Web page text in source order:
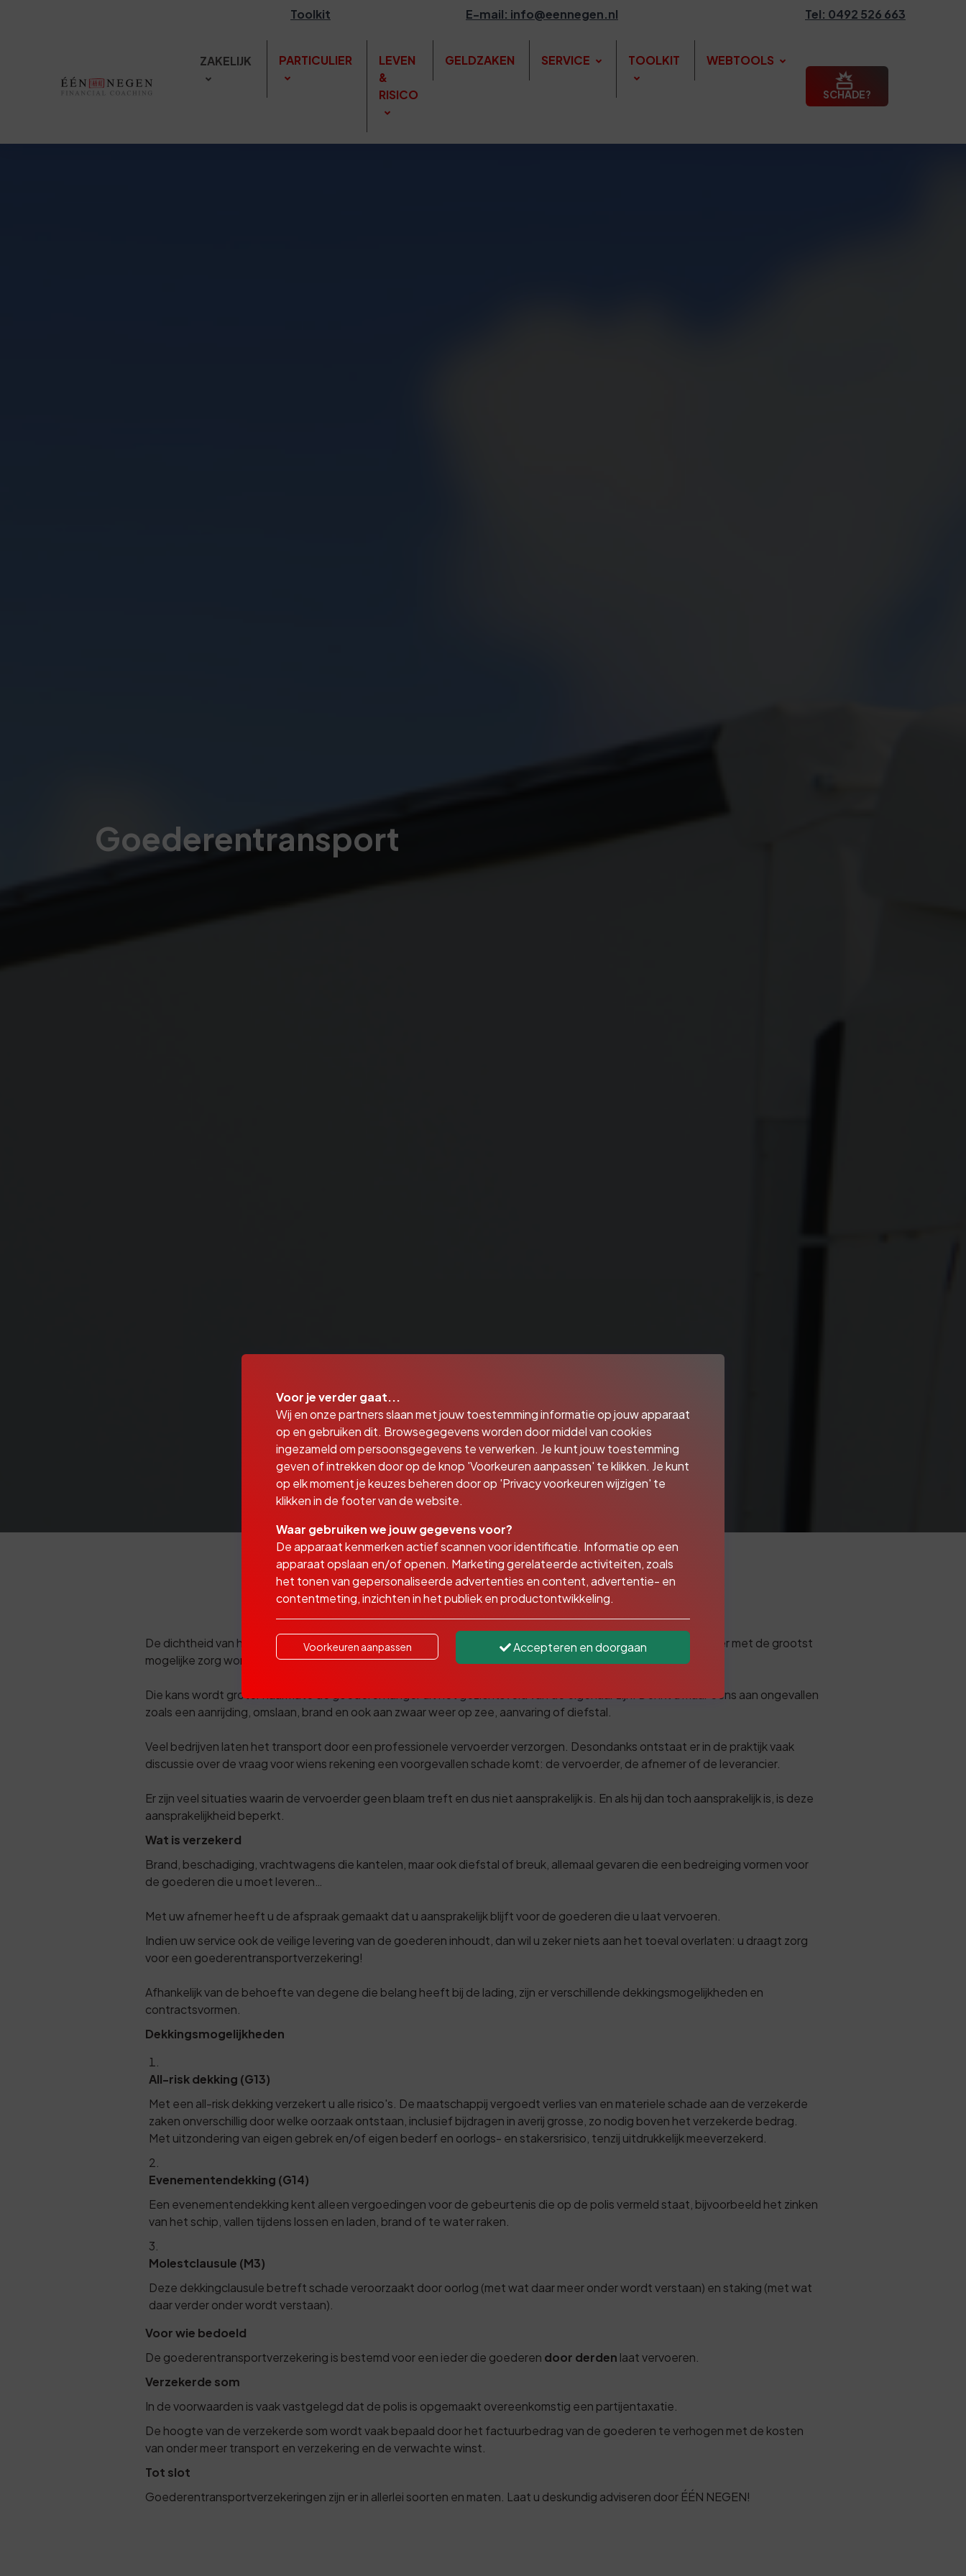
Toolkit E-mail: info@eennegen.nl Tel: 0492 526 663
ZAKELIJK PARTICULIER
LEVEN
&
RISICO
GELDZAKEN SERVICE TOOLKIT WEBTOOLS
SCHADE?
Goederentransport
Goederentransport
De dichtheid van het verkeer en de omvang van de handel nemen jaarlijks toe. Ondanks het feit dat het vervoer met de grootst
mogelijke zorg wordt omgeven, is er altijd kans op schade.
Die kans wordt groter naarmate de goederen langer uit het gezichtsveld van de eigenaar zijn. Denkt u maar eens aan ongevallen
zoals een aanrijding, omslaan, brand en ook aan zwaar weer op zee, aanvaring of diefstal.
Veel bedrijven laten het transport door een professionele vervoerder verzorgen. Desondanks ontstaat er in de praktijk vaak
discussie over de vraag voor wiens rekening een voorgevallen schade komt: de vervoerder, de afnemer of de leverancier.
Er zijn veel situaties waarin de vervoerder geen blaam treft en dus niet aansprakelijk is. En als hij dan toch aansprakelijk is, is deze
aansprakelijkheid beperkt.
Wat is verzekerd
Brand, beschadiging, vrachtwagens die kantelen, maar ook diefstal of breuk, allemaal gevaren die een bedreiging vormen voor
de goederen die u moet leveren…
Met uw afnemer heeft u de afspraak gemaakt dat u aansprakelijk blijft voor de goederen die u laat vervoeren.
Indien uw service ook de veilige levering van de goederen inhoudt, dan wil u zeker niets aan het toeval overlaten: u draagt zorg
voor een goederentransportverzekering!
Afhankelijk van de behoefte van degene die belang heeft bij de lading, zijn er verschillende dekkingsmogelijkheden en
contractsvormen.
Dekkingsmogelijkheden
All-risk dekking (G13)
Met een all-risk dekking verzekert u alle risico's. De maatschappij vergoedt verlies van en materiele schade aan de verzekerde
zaken onverschillig door welke oorzaak ontstaan, inclusief bijdragen in averij grosse, zo nodig boven het verzekerde bedrag.
Met uitzondering van eigen gebrek en/of eigen bederf en oorlogs- en stakersrisico, tenzij uitdrukkelijk meeverzekerd.
Evenementendekking (G14)
Een evenementendekking kent alleen vergoedingen voor de gebeurtenis die op de polis vermeld staat, bijvoorbeeld het zinken
van het schip, vallen tijdens lossen en laden, brand of te water raken.
Molestclausule (M3)
Deze dekkingclausule betreft schade veroorzaakt door oorlog (met wat daar meer onder wordt verstaan) en staking (met wat
daar verder onder wordt verstaan).
Voor wie bedoeld
De goederentransportverzekering is bestemd voor een ieder die goederen door derden laat vervoeren.
Verzekerde som
In de voorwaarden is vaak vastgelegd dat de polis is opgemaakt overeenkomstig een partijentaxatie.
De hoogte van de verzekerde som wordt vaak bepaald door het factuurbedrag van de goederen te verhogen met de kosten
van onder meer transport en verzekering en de verwachte winst.
Tot slot
Goederentransportverzekeringen zijn er in allerlei soorten en maten. Laat u deskundig adviseren door ÉÉN NEGEN!
Voor je verder gaat...
Wij en onze partners slaan met jouw toestemming informatie op jouw apparaat
op en gebruiken dit. Browsegegevens worden door middel van cookies
ingezameld om persoonsgegevens te verwerken. Je kunt jouw toestemming
geven of intrekken door op de knop 'Voorkeuren aanpassen' te klikken. Je kunt
op elk moment je keuzes beheren door op 'Privacy voorkeuren wijzigen' te
klikken in de footer van de website.
Waar gebruiken we jouw gegevens voor?
De apparaat kenmerken actief scannen voor identificatie. Informatie op een
apparaat opslaan en/of openen. Marketing gerelateerde activiteiten, zoals
het tonen van gepersonaliseerde advertenties en content, advertentie- en
contentmeting, inzichten in het publiek en productontwikkeling.
Voorkeuren aanpassen Accepteren en doorgaan